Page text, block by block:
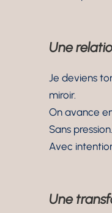
Une
Je deviens
miroir.
On avance
Sans pression.
Avec
Une